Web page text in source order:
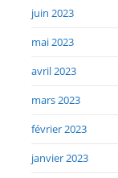
juin 2023
mai 2023
avril 2023
mars 2023
février 2023
janvier 2023